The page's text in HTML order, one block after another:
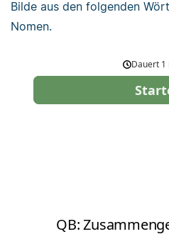
Bilde aus den folgenden
Nomen.